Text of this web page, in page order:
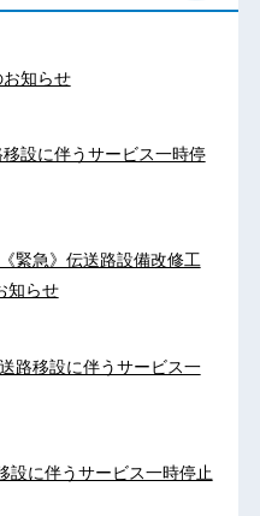
知らせ
設に伴うサービス一時停
緊急》伝送路設備改修工
知らせ
路移設に伴うサービス一
設に伴うサービス一時停止